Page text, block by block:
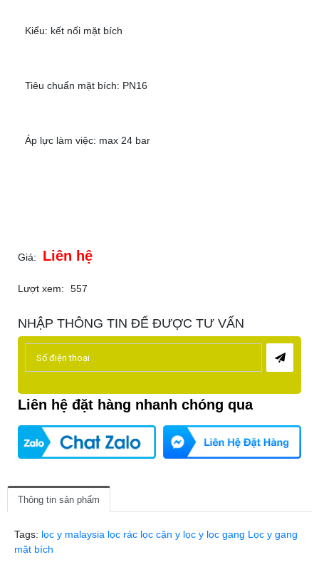
Kiểu: kết nối mặt bích
Tiêu chuẩn mặt bích: PN16
Áp lực làm việc: max 24 bar
Giá: Liên hệ
Lượt xem: 557
NHẬP THÔNG TIN ĐỂ ĐƯỢC TƯ VẤN
Liên hệ đặt hàng nhanh chóng qua
Thông tin sản phẩm
Tags: lọc y malaysia lọc rác lọc cặn y lọc y lọc gang Lọc y gang
mặt bích